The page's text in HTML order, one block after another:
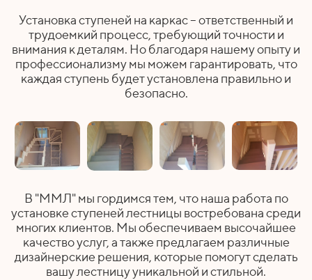
Установка ступеней на каркас – ответственный и
трудоемкий процесс, требующий точности и
внимания к деталям. Но благодаря нашему опыту и
профессионализму мы можем гарантировать, что
каждая ступень будет установлена правильно и
безопасно.
В "ММЛ" мы гордимся тем, что наша работа по
установке ступеней лестницы востребована среди
многих клиентов. Мы обеспечиваем высочайшее
качество услуг, а также предлагаем различные
дизайнерские решения, которые помогут сделать
вашу лестницу уникальной и стильной.